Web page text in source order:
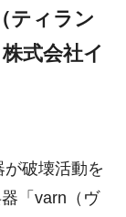
ティラン
式会社イ
破壊活動を
「varn（ヴ